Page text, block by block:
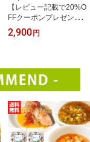
【レビュー記載で20%O
FFクーポンプレゼン
ト!】ミールキット カッ
ト野菜 冷凍 国産 冷凍野
ープ おつゆ きのこ冷凍
カット済み 野菜ミックス
g×5袋
2,900円